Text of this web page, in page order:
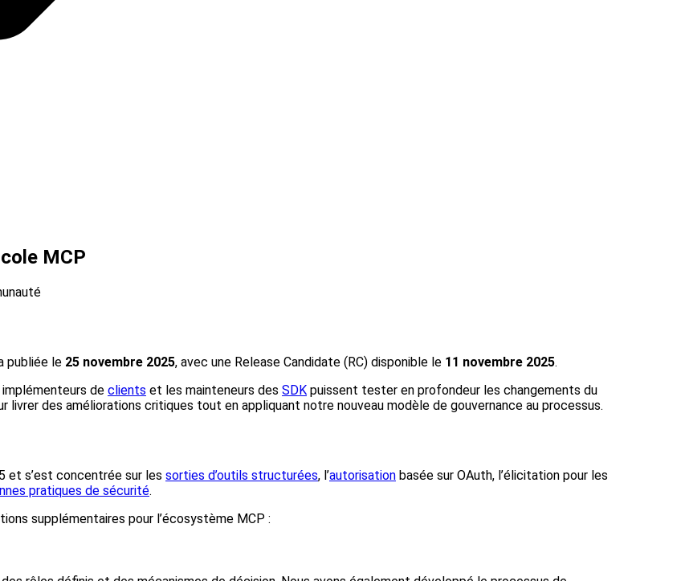
MCP
publiée le 25 novembre 2025, avec une Release Candidate (RC) disponible le 11 novembre 2025.
de clients et les mainteneurs des SDK puissent tester en profondeur les changements du
des améliorations critiques tout en appliquant notre nouveau modèle de gouvernance au processus.
et s’est concentrée sur les sorties d’outils structurées, l’autorisation basée sur OAuth, l’élicitation pour les
pratiques de sécurité.
supplémentaires pour l’écosystème MCP :